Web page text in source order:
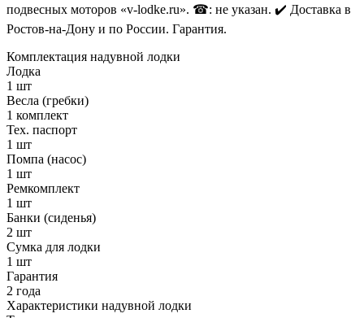
подвесных моторов «v-lodke.ru». ☎: не указан. ✔️ Доставка в
Ростов-на-Дону и по России. Гарантия.
Комплектация надувной лодки
Лодка
1 шт
Весла (гребки)
1 комплект
Тех. паспорт
1 шт
Помпа (насос)
1 шт
Ремкомплект
1 шт
Банки (сиденья)
2 шт
Сумка для лодки
1 шт
Гарантия
2 года
Характеристики надувной лодки